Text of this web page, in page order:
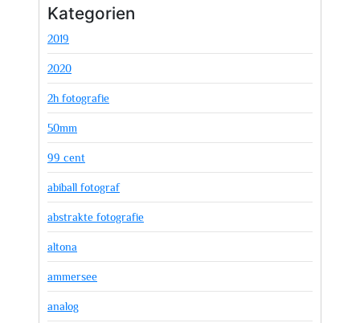
Kategorien
2019
2020
2h fotografie
50mm
99 cent
abiball fotograf
abstrakte fotografie
altona
ammersee
analog